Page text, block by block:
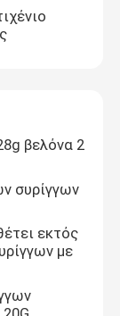
βελόνα 2
συρίγγων
εκτός
με